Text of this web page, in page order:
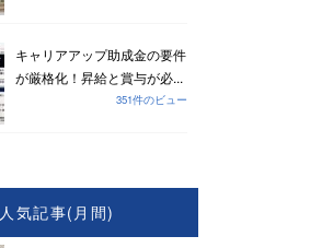
キャリアアップ助成金の要件
が厳格化！昇給と賞与が必...
351件のビュー
人気記事(月間)